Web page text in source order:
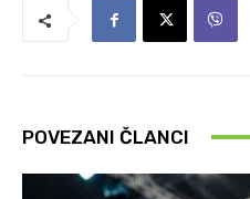
POVEZANI ČLANCI